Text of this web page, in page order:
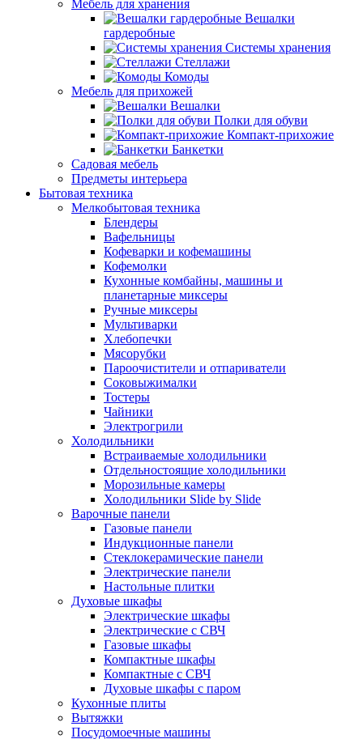
Мебель для хранения
Вешалки
гардеробные
Системы хранения
Стеллажи
Комоды
Мебель для прихожей
Вешалки
Полки для обуви
Компакт-прихожие
Банкетки
Садовая мебель
Предметы интерьера
Бытовая техника
Мелкобытовая техника
Блендеры
Вафельницы
Кофеварки и кофемашины
Кофемолки
Кухонные комбайны, машины и
планетарные миксеры
Ручные миксеры
Мультиварки
Хлебопечки
Мясорубки
Пароочистители и отпариватели
Соковыжималки
Тостеры
Чайники
Электрогрили
Холодильники
Встраиваемые холодильники
Отдельностоящие холодильники
Морозильные камеры
Холодильники Slide by Slide
Варочные панели
Газовые панели
Индукционные панели
Стеклокерамические панели
Электрические панели
Настольные плитки
Духовые шкафы
Электрические шкафы
Электрические с СВЧ
Газовые шкафы
Компактные шкафы
Компактные с СВЧ
Духовые шкафы с паром
Кухонные плиты
Вытяжки
Посудомоечные машины